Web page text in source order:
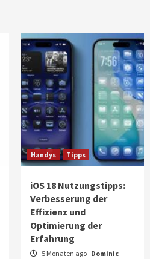
Handys Tipps
iOS 18 Nutzungstipps:
Verbesserung der
Effizienz und
Optimierung der
Erfahrung
5 Monaten ago Dominic